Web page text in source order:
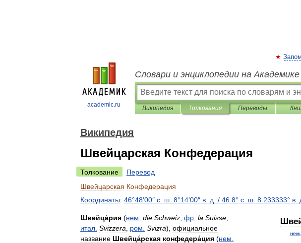
academic.ru
Словари и энциклопедии на Академике
Википедия Толкования Переводы
Википедия
Швейцарская Конфедерация
Толкование
Перевод
Швейцарская Конфедерация
Координаты: 46°48′00″ с ш 8°14′00″ в д / 46 8° с ш 8 233333° в
нем.
Швейца́рия (нем die Schweiz фр la Suisse
итал Svizzera ром Svizra), официальное
название Швейца́рская конфедера́ция (нем